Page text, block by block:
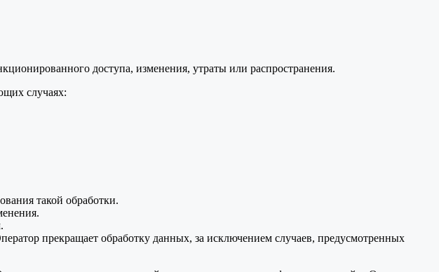
доступа, изменения, утраты или распространения.
случаях:
такой обработки.
прекращает обработку данных, за исключением случаев, предусмотренных